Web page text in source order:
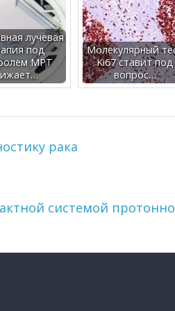
лучевая
под
МРТ
Молекулярный
Ki67 ставит под
вопрос…
рака
системой